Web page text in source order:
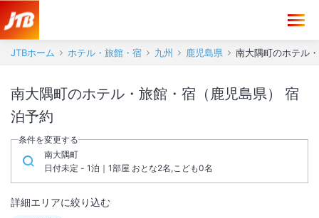
JTBホーム ホテル・旅館・宿 九州 鹿児島県 南大隅町のホテル
南大隅町のホテル・旅館・宿（鹿児島県） 宿
泊予約
条件を変更する
南大隅町
日付未定 - 1泊｜1部屋 おとな2名,こども0名
詳細エリアに絞り込む